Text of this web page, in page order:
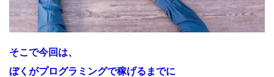
そこで今回は、
ぼくがプログラミングで稼げるまでに